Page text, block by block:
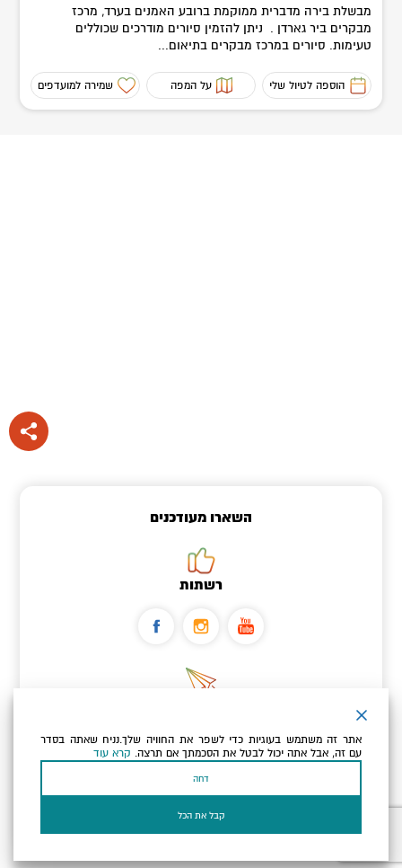
מבשלת בירה מדברית ממוקמת ברובע האמנים בערד, מרכז
מבקרים ביר גארדן . ניתן להזמין סיורים מודרכים שכוללים
טעימות. סיורים במרכז מבקרים בתיאום...
הוספה לטיול שלי על המפה שמירה למועדפים
השארו מעודכנים
רשתות
כתובת הדוא"ל שלך
אני מאשר/ת שקראתי ומסכים/הלמדיניות הפרטיות ולמדיניות
אתר זה משתמש בעוגיות כדי לשפר את החוויה שלך.נניח שאתה בסדר
עם זה, אבל אתה יכול לבטל את הסכמתך אם תרצה. קרא עוד
דחה
קבל את הכל